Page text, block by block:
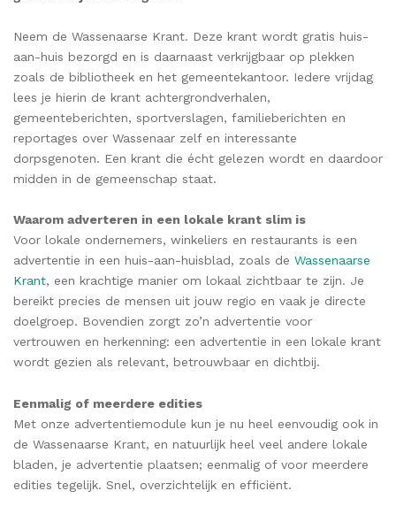
Neem de Wassenaarse Krant. Deze krant wordt gratis huis-
aan-huis bezorgd en is daarnaast verkrijgbaar op plekken
zoals de bibliotheek en het gemeentekantoor. Iedere vrijdag
lees je hierin de krant achtergrondverhalen,
gemeenteberichten, sportverslagen, familieberichten en
reportages over Wassenaar zelf en interessante
dorpsgenoten. Een krant die écht gelezen wordt en daardoor
midden in de gemeenschap staat.
Waarom adverteren in een lokale krant slim is
Voor lokale ondernemers, winkeliers en restaurants is een
advertentie in een huis-aan-huisblad, zoals de Wassenaarse
Krant, een krachtige manier om lokaal zichtbaar te zijn. Je
bereikt precies de mensen uit jouw regio en vaak je directe
doelgroep. Bovendien zorgt zo’n advertentie voor
vertrouwen en herkenning: een advertentie in een lokale krant
wordt gezien als relevant, betrouwbaar en dichtbij.
Eenmalig of meerdere edities
Met onze advertentiemodule kun je nu heel eenvoudig ook in
de Wassenaarse Krant, en natuurlijk heel veel andere lokale
bladen, je advertentie plaatsen; eenmalig of voor meerdere
edities tegelijk. Snel, overzichtelijk en efficiënt.